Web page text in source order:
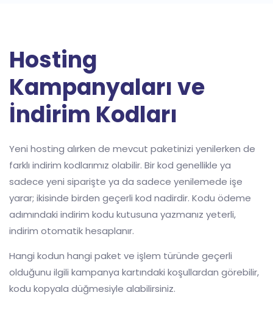
Hosting
Kampanyaları ve
İndirim Kodları
Yeni hosting alırken de mevcut paketinizi yenilerken de
farklı indirim kodlarımız olabilir. Bir kod genellikle ya
sadece yeni siparişte ya da sadece yenilemede işe
yarar; ikisinde birden geçerli kod nadirdir. Kodu ödeme
adımındaki indirim kodu kutusuna yazmanız yeterli,
indirim otomatik hesaplanır.
Hangi kodun hangi paket ve işlem türünde geçerli
olduğunu ilgili kampanya kartındaki koşullardan görebilir,
kodu kopyala düğmesiyle alabilirsiniz.